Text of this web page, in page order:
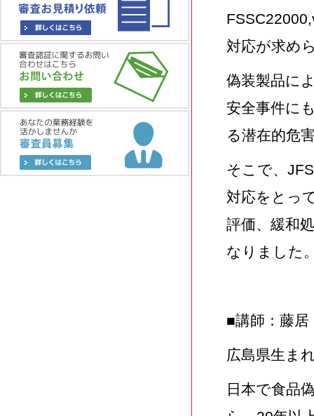
対応が求め
偽装製品に
安全事件に
る潜在的危
そこで、
対応をとっ
評価、緩和
なりました
■講師：藤
広島県生ま
日本で食品